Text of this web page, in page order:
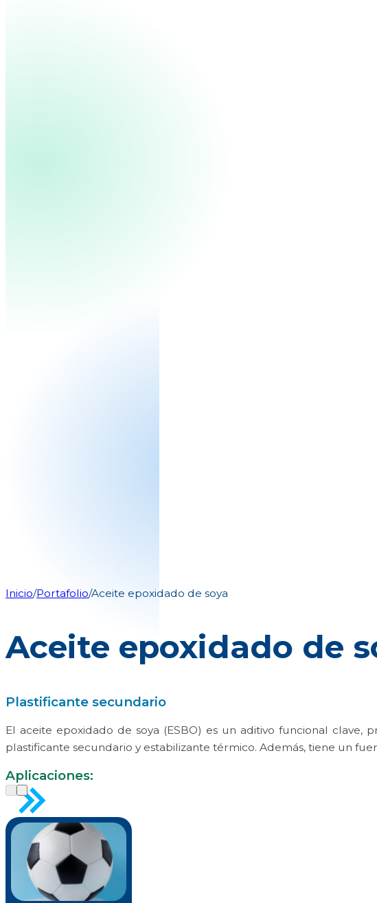
Inicio/Portafolio/Aceite epoxidado de soya
Aceite epoxidado de
Plastificante secundario
El aceite epoxidado de soya (ESBO) es un aditivo funcional
plastificante secundario y estabilizante térmico. Además, tiene un
Aplicaciones: